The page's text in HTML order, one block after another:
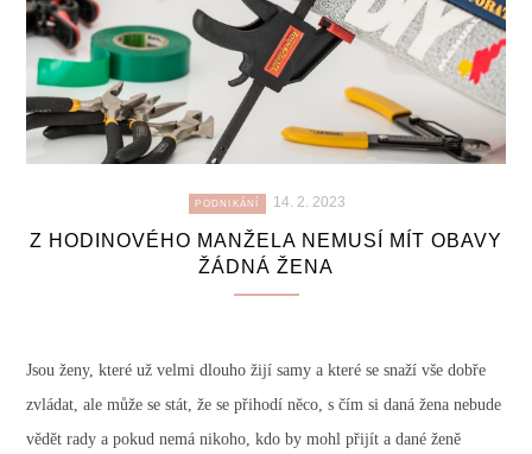
PODNIKÁNÍ 14. 2. 2023
Z HODINOVÉHO MANŽELA NEMUSÍ MÍT OBAVY
ŽÁDNÁ ŽENA
Jsou ženy, které už velmi dlouho žijí samy a které se snaží vše dobře
zvládat, ale může se stát, že se přihodí něco, s čím si daná žena nebude
vědět rady a pokud nemá nikoho, kdo by mohl přijít a dané ženě